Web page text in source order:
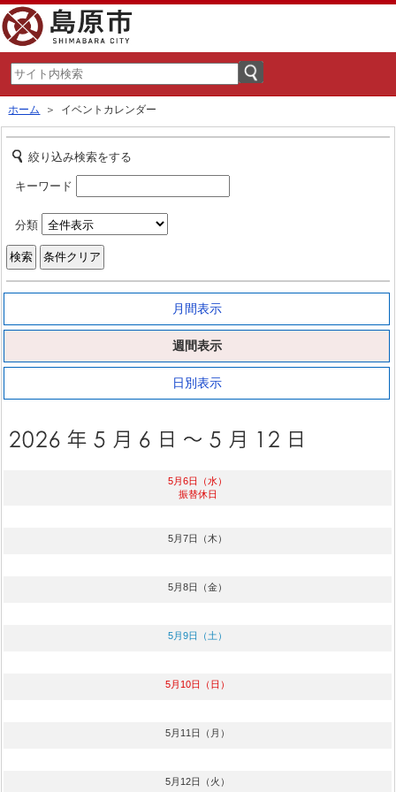
ホーム ＞ イベントカレンダー
絞り込み検索をする
キーワード
分類
月間表示
週間表示
日別表示
5月6日（水）
振替休日
5月7日（木）
5月8日（金）
5月9日（土）
5月10日（日）
5月11日（月）
5月12日（火）